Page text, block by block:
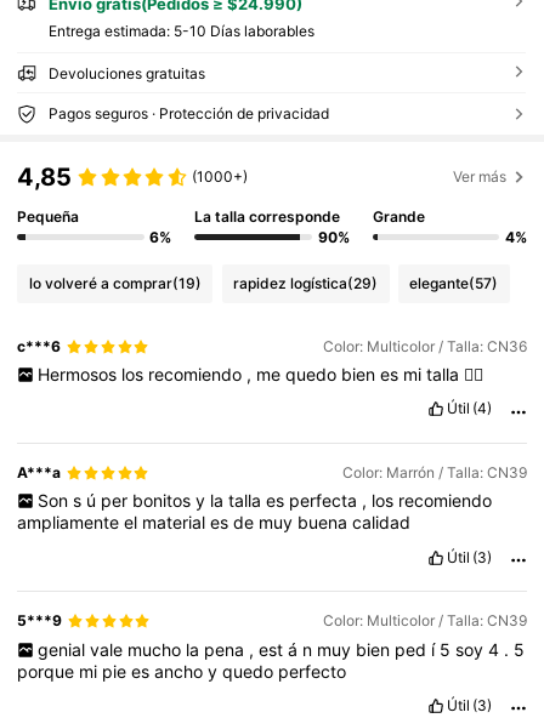
Envío gratis(Pedidos ≥ $24.990)
Entrega estimada: 5-10 Días laborables
Devoluciones gratuitas
Pagos seguros · Protección de privacidad
4,85 (1000+) Ver más
Pequeña
6%
La talla corresponde
90%
Grande
4%
lo volveré a comprar(19) rapidez logística(29) elegante(57)
c***6 Color: Multicolor / Talla: CN36
Hermosos los recomiendo , me quedo bien es mi talla 👍🏼
Útil (4)
A***a Color: Marrón / Talla: CN39
Son s ú per bonitos y la talla es perfecta , los recomiendo
ampliamenteel materialesde muy buenacalidad
Útil (3)
5***9 Color: Multicolor / Talla: CN39
genial vale mucho la pena , est á n muy bien ped í 5 soy 4 . 5
porque mi pieesanchoyquedo perfecto
Útil (3)